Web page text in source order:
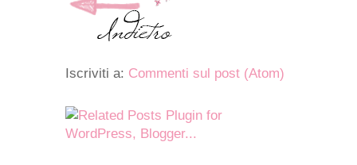
Iscriviti a: Commenti sul post (Atom)